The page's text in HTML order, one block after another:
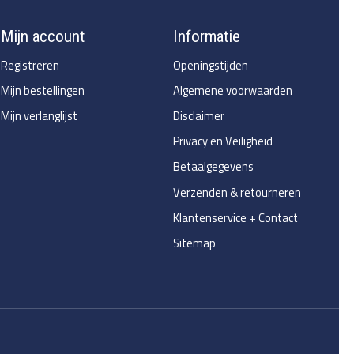
Mijn account
Registreren
Mijn bestellingen
Mijn verlanglijst
Informatie
Openingstijden
Algemene voorwaarden
Disclaimer
Privacy en Veiligheid
Betaalgegevens
Verzenden & retourneren
Klantenservice + Contact
Sitemap